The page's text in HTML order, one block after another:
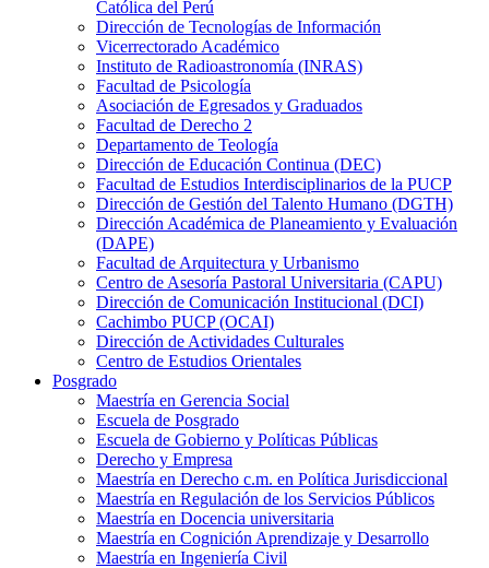
Católica del Perú
Dirección de Tecnologías de Información
Vicerrectorado Académico
Instituto de Radioastronomía (INRAS)
Facultad de Psicología
Asociación de Egresados y Graduados
Facultad de Derecho 2
Departamento de Teología
Dirección de Educación Continua (DEC)
Facultad de Estudios Interdisciplinarios de la PUCP
Dirección de Gestión del Talento Humano (DGTH)
Dirección Académica de Planeamiento y Evaluación
(DAPE)
Facultad de Arquitectura y Urbanismo
Centro de Asesoría Pastoral Universitaria (CAPU)
Dirección de Comunicación Institucional (DCI)
Cachimbo PUCP (OCAI)
Dirección de Actividades Culturales
Centro de Estudios Orientales
Posgrado
Maestría en Gerencia Social
Escuela de Posgrado
Escuela de Gobierno y Políticas Públicas
Derecho y Empresa
Maestría en Derecho c.m. en Política Jurisdiccional
Maestría en Regulación de los Servicios Públicos
Maestría en Docencia universitaria
Maestría en Cognición Aprendizaje y Desarrollo
Maestría en Ingeniería Civil